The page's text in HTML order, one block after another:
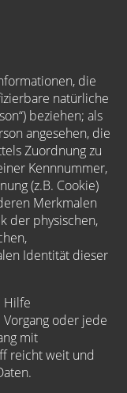
die
natürliche
beziehen; als
angesehen, die
Zuordnung zu
Kennnummer,
(z.B. Cookie)
Merkmalen
der physischen,
Identität dieser
Hilfe
oder jede
mit
reicht weit und